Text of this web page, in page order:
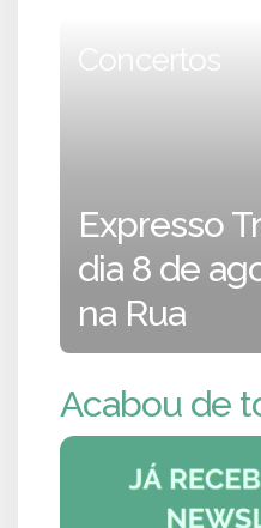
Concertos
Expresso
dia 8 de
na Rua
Acabou de